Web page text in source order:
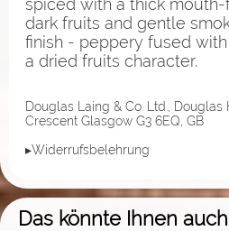
dark fruits and gentle
finish - peppery fused
a dried fruits character.
Douglas Laing & Co. Ltd., Douglas
Crescent Glasgow G3 6EQ, GB
▸Widerrufsbelehrung
Das könnte Ihnen